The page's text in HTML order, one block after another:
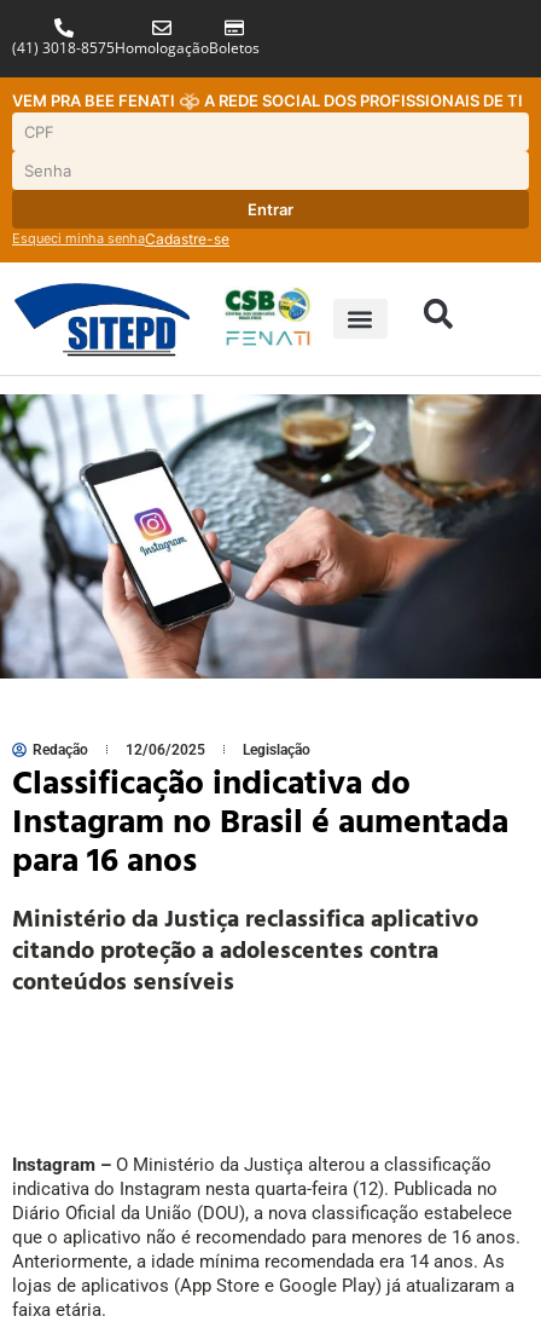
(41) 3018-8575HomologaçãoBoletos
VEM PRA BEE FENATI A REDE SOCIAL DOS PROFISSIONAIS DE TI
Entrar
Esqueci minha senhaCadastre-se
Redação 12/06/2025 Legislação
Classificação indicativa do
Instagram no Brasil é aumentada
para 16 anos
Ministério da Justiça reclassifica aplicativo
citando proteção a adolescentes contra
conteúdos sensíveis
Instagram – O Ministério da Justiça alterou a classificação
indicativa do Instagram nesta quarta-feira (12). Publicada no
Diário Oficial da União (DOU), a nova classificação estabelece
que o aplicativo não é recomendado para menores de 16 anos.
Anteriormente, a idade mínima recomendada era 14 anos. As
lojas de aplicativos (App Store e Google Play) já atualizaram a
faixa etária.